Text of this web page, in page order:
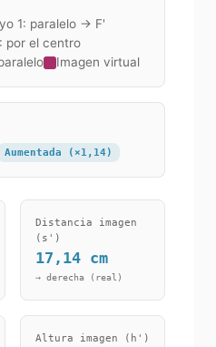
1: paralelo → F'
por el centro
Imagen virtual
Aumentada (×1,14)
Distancia imagen
(s')
17,14 cm
→ derecha (real)
Altura imagen (h')